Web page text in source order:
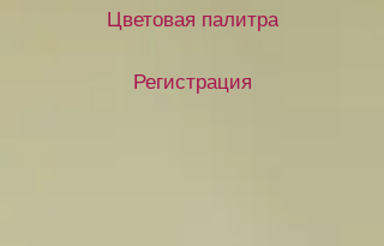
Цветовая палитра
Регистрация